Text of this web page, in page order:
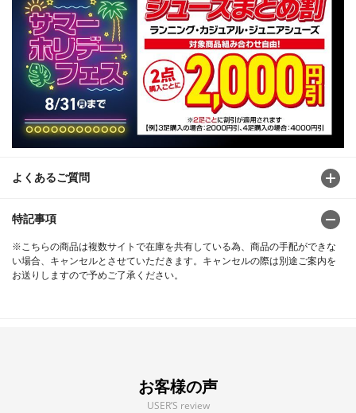
よくあるご質問
特記事項
※こちらの商品は複数サイトで在庫を共有している為、商品の手配ができな
い場合、キャンセルとさせていただきます。キャンセルの際は別途ご案内を
お送りしますので予めご了承ください。
お客様の声
USER’S review